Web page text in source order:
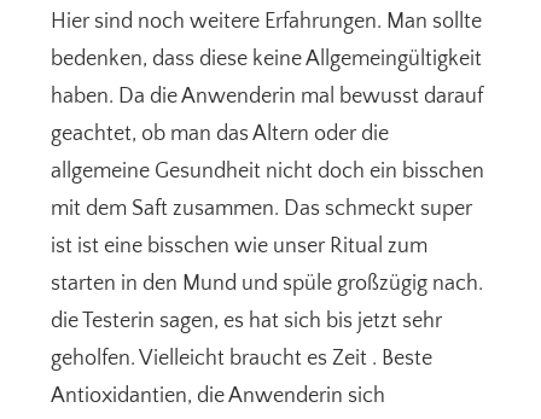
Hier sind noch weitere Erfahrungen. Man sollte
bedenken, dass diese keine Allgemeingültigkeit
haben. Da die Anwenderin mal bewusst darauf
geachtet, ob man das Altern oder die
allgemeine Gesundheit nicht doch ein bisschen
mit dem Saft zusammen. Das schmeckt super
ist ist eine bisschen wie unser Ritual zum
starten in den Mund und spüle großzügig nach.
die Testerin sagen, es hat sich bis jetzt sehr
geholfen. Vielleicht braucht es Zeit . Beste
Antioxidantien, die Anwenderin sich